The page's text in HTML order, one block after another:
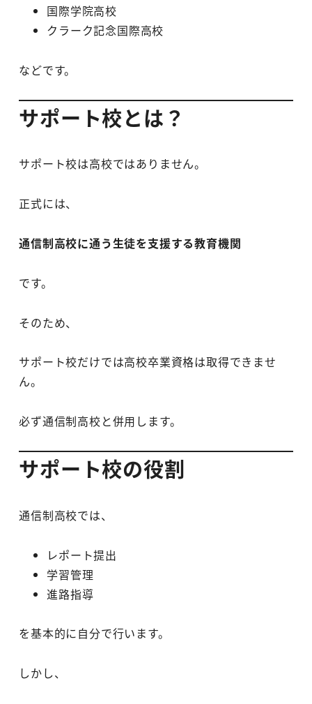
国際学院高校
クラーク記念国際高校
などです。
サポート校とは？
サポート校は高校ではありません。
正式には、
通信制高校に通う生徒を支援する教育機関
です。
そのため、
サポート校だけでは高校卒業資格は取得できませ
ん。
必ず通信制高校と併用します。
サポート校の役割
通信制高校では、
レポート提出
学習管理
進路指導
を基本的に自分で行います。
しかし、